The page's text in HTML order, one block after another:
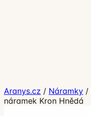
Aranys.cz / Náramky /
náramek Kron Hnědá